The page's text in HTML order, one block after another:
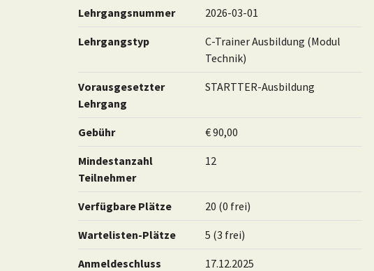
Lehrgangsnummer 2026-03-01
Lehrgangstyp
C-Trainer Ausbildung (Modul
Technik)
Vorausgesetzter
Lehrgang
STARTTER-Ausbildung
Gebühr € 90,00
Mindestanzahl
Teilnehmer
12
Verfügbare Plätze 20 (0 frei)
Wartelisten-Plätze 5 (3 frei)
Anmeldeschluss 17.12.2025